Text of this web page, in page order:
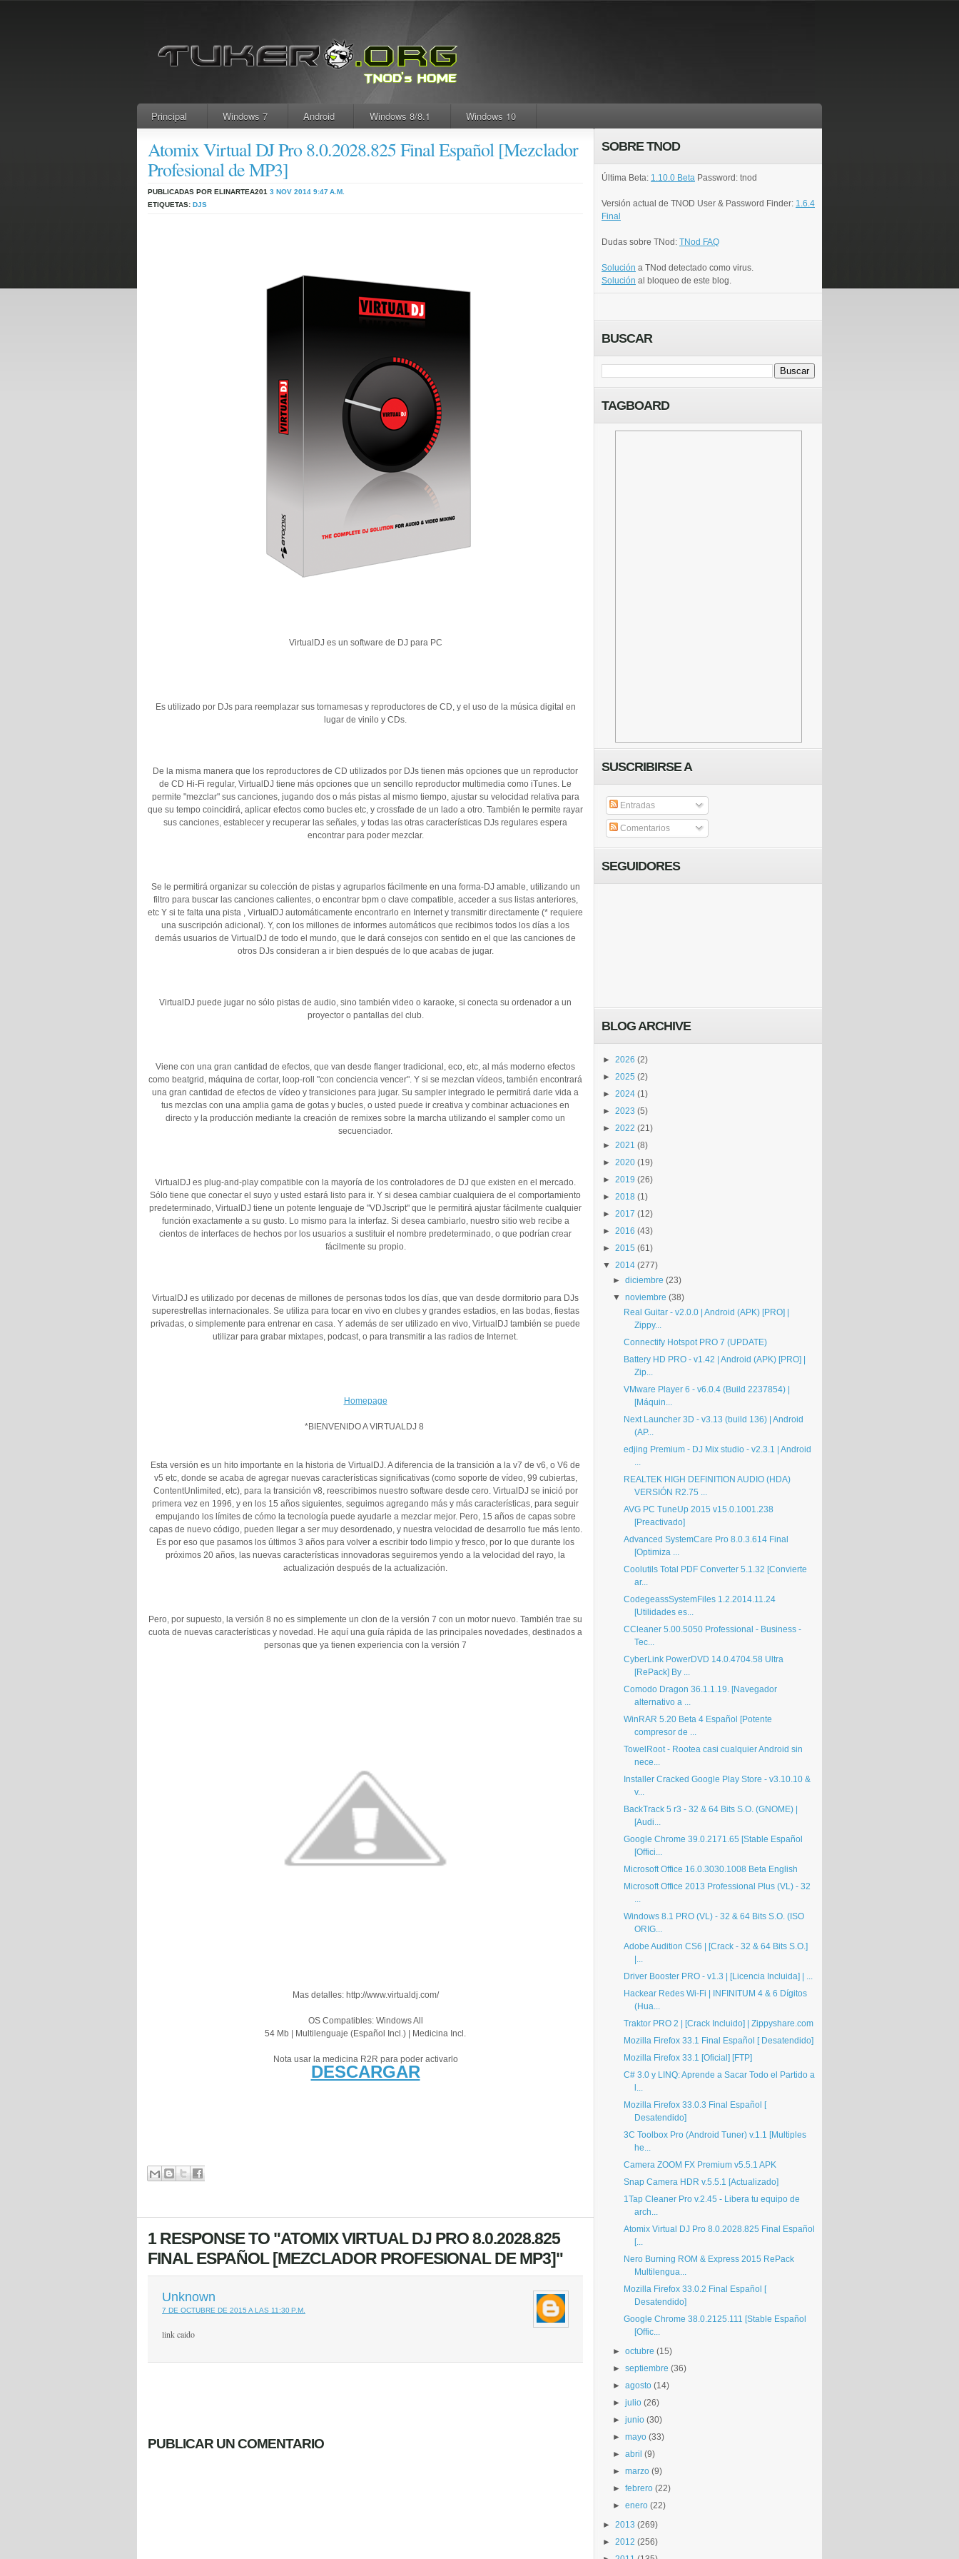
Principal Windows 7 Android Windows 8/8.1 Windows 10
Atomix Virtual DJ Pro 8.0.2028.825 Final Español [Mezclador
Profesional de MP3]
PUBLICADAS POR ELINARTEA201 3 NOV 2014 9:47 A.M.
ETIQUETAS: DJS
VirtualDJ es un software de DJ para PC
Es utilizado por DJs para reemplazar sus tornamesas y reproductores de CD, y el uso de la música digital en
lugar de vinilo y CDs.
De la misma manera que los reproductores de CD utilizados por DJs tienen más opciones que un reproductor
de CD Hi-Fi regular, VirtualDJ tiene más opciones que un sencillo reproductor multimedia como iTunes. Le
permite "mezclar" sus canciones, jugando dos o más pistas al mismo tiempo, ajustar su velocidad relativa para
que su tempo coincidirá, aplicar efectos como bucles etc, y crossfade de un lado a otro. También le permite rayar
sus canciones, establecer y recuperar las señales, y todas las otras características DJs regulares espera
encontrar para poder mezclar.
Se le permitirá organizar su colección de pistas y agruparlos fácilmente en una forma-DJ amable, utilizando un
filtro para buscar las canciones calientes, o encontrar bpm o clave compatible, acceder a sus listas anteriores,
etc Y si te falta una pista , VirtualDJ automáticamente encontrarlo en Internet y transmitir directamente (* requiere
una suscripción adicional). Y, con los millones de informes automáticos que recibimos todos los días a los
demás usuarios de VirtualDJ de todo el mundo, que le dará consejos con sentido en el que las canciones de
otros DJs consideran a ir bien después de lo que acabas de jugar.
VirtualDJ puede jugar no sólo pistas de audio, sino también video o karaoke, si conecta su ordenador a un
proyector o pantallas del club.
Viene con una gran cantidad de efectos, que van desde flanger tradicional, eco, etc, al más moderno efectos
como beatgrid, máquina de cortar, loop-roll "con conciencia vencer". Y si se mezclan vídeos, también encontrará
una gran cantidad de efectos de vídeo y transiciones para jugar. Su sampler integrado le permitirá darle vida a
tus mezclas con una amplia gama de gotas y bucles, o usted puede ir creativa y combinar actuaciones en
directo y la producción mediante la creación de remixes sobre la marcha utilizando el sampler como un
secuenciador.
VirtualDJ es plug-and-play compatible con la mayoría de los controladores de DJ que existen en el mercado.
Sólo tiene que conectar el suyo y usted estará listo para ir. Y si desea cambiar cualquiera de el comportamiento
predeterminado, VirtualDJ tiene un potente lenguaje de "VDJscript" que le permitirá ajustar fácilmente cualquier
función exactamente a su gusto. Lo mismo para la interfaz. Si desea cambiarlo, nuestro sitio web recibe a
cientos de interfaces de hechos por los usuarios a sustituir el nombre predeterminado, o que podrían crear
fácilmente su propio.
VirtualDJ es utilizado por decenas de millones de personas todos los días, que van desde dormitorio para DJs
superestrellas internacionales. Se utiliza para tocar en vivo en clubes y grandes estadios, en las bodas, fiestas
privadas, o simplemente para entrenar en casa. Y además de ser utilizado en vivo, VirtualDJ también se puede
utilizar para grabar mixtapes, podcast, o para transmitir a las radios de Internet.
Homepage
*BIENVENIDO A VIRTUALDJ 8
Esta versión es un hito importante en la historia de VirtualDJ. A diferencia de la transición a la v7 de v6, o V6 de
v5 etc, donde se acaba de agregar nuevas características significativas (como soporte de vídeo, 99 cubiertas,
ContentUnlimited, etc), para la transición v8, reescribimos nuestro software desde cero. VirtualDJ se inició por
primera vez en 1996, y en los 15 años siguientes, seguimos agregando más y más características, para seguir
empujando los límites de cómo la tecnología puede ayudarle a mezclar mejor. Pero, 15 años de capas sobre
capas de nuevo código, pueden llegar a ser muy desordenado, y nuestra velocidad de desarrollo fue más lento.
Es por eso que pasamos los últimos 3 años para volver a escribir todo limpio y fresco, por lo que durante los
próximos 20 años, las nuevas características innovadoras seguiremos yendo a la velocidad del rayo, la
actualización después de la actualización.
Pero, por supuesto, la versión 8 no es simplemente un clon de la versión 7 con un motor nuevo. También trae su
cuota de nuevas características y novedad. He aquí una guía rápida de las principales novedades, destinados a
personas que ya tienen experiencia con la versión 7
Mas detalles: http://www.virtualdj.com/
OS Compatibles: Windows All
54 Mb | Multilenguaje (Español Incl.) | Medicina Incl.
Nota usar la medicina R2R para poder activarlo
DESCARGAR
1 RESPONSE TO "ATOMIX VIRTUAL DJ PRO 8.0.2028.825
FINAL ESPAÑOL [MEZCLADOR PROFESIONAL DE MP3]"
Unknown
7 DE OCTUBRE DE 2015 A LAS 11:30 P.M.
link caido
PUBLICAR UN COMENTARIO
SOBRE TNOD
Última Beta: 1.10.0 Beta Password: tnod
Versión actual de TNOD User & Password Finder: 1.6.4
Final
Dudas sobre TNod: TNod FAQ
Solución a TNod detectado como virus.
Solución al bloqueo de este blog.
BUSCAR
TAGBOARD
SUSCRIBIRSE A
Entradas
Comentarios
SEGUIDORES
BLOG ARCHIVE
► 2026 (2)
► 2025 (2)
► 2024 (1)
► 2023 (5)
► 2022 (21)
► 2021 (8)
► 2020 (19)
► 2019 (26)
► 2018 (1)
► 2017 (12)
► 2016 (43)
► 2015 (61)
▼ 2014 (277)
►diciembre (23)
▼noviembre (38)
Real Guitar - v2.0.0 | Android (APK) [PRO] |
Zippy...
Connectify Hotspot PRO 7 (UPDATE)
Battery HD PRO - v1.42 | Android (APK) [PRO] |
Zip...
VMware Player 6 - v6.0.4 (Build 2237854) |
[Máquin...
Next Launcher 3D - v3.13 (build 136) | Android
(AP...
edjing Premium - DJ Mix studio - v2.3.1 | Android
...
REALTEK HIGH DEFINITION AUDIO (HDA)
VERSIÓN R2.75 ...
AVG PC TuneUp 2015 v15.0.1001.238
[Preactivado]
Advanced SystemCare Pro 8.0.3.614 Final
[Optimiza ...
Coolutils Total PDF Converter 5.1.32 [Convierte
ar...
CodegeassSystemFiles 1.2.2014.11.24
[Utilidades es...
CCleaner 5.00.5050 Professional - Business -
Tec...
CyberLink PowerDVD 14.0.4704.58 Ultra
[RePack] By ...
Comodo Dragon 36.1.1.19. [Navegador
alternativo a ...
WinRAR 5.20 Beta 4 Español [Potente
compresor de ...
TowelRoot - Rootea casi cualquier Android sin
nece...
Installer Cracked Google Play Store - v3.10.10 &
v...
BackTrack 5 r3 - 32 & 64 Bits S.O. (GNOME) |
[Audi...
Google Chrome 39.0.2171.65 [Stable Español
[Offici...
Microsoft Office 16.0.3030.1008 Beta English
Microsoft Office 2013 Professional Plus (VL) - 32
...
Windows 8.1 PRO (VL) - 32 & 64 Bits S.O. (ISO
ORIG...
Adobe Audition CS6 | [Crack - 32 & 64 Bits S.O.]
|...
Driver Booster PRO - v1.3 | [Licencia Incluida] | ...
Hackear Redes Wi-Fi | INFINITUM 4 & 6 Dígitos
(Hua...
Traktor PRO 2 | [Crack Incluido] | Zippyshare.com
Mozilla Firefox 33.1 Final Español [ Desatendido]
Mozilla Firefox 33.1 [Oficial] [FTP]
C# 3.0 y LINQ: Aprende a Sacar Todo el Partido a
l...
Mozilla Firefox 33.0.3 Final Español [
Desatendido]
3C Toolbox Pro (Android Tuner) v.1.1 [Multiples
he...
Camera ZOOM FX Premium v5.5.1 APK
Snap Camera HDR v.5.5.1 [Actualizado]
1Tap Cleaner Pro v.2.45 - Libera tu equipo de
arch...
Atomix Virtual DJ Pro 8.0.2028.825 Final Español
[...
Nero Burning ROM & Express 2015 RePack
Multilengua...
Mozilla Firefox 33.0.2 Final Español [
Desatendido]
Google Chrome 38.0.2125.111 [Stable Español
[Offic...
►octubre (15)
►septiembre (36)
►agosto (14)
►julio (26)
►junio (30)
►mayo (33)
►abril (9)
►marzo (9)
►febrero (22)
►enero (22)
► 2013 (269)
► 2012 (256)